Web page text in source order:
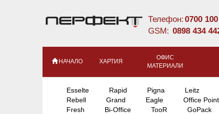
Телефон:0700
GSM: 0898 434
НАЧАЛО ХАРТИЯ
ОФИС
МАТЕРИАЛИ
Esselte Rapid Pigna
Leitz
Rebell
Grand Eagle
Office Point
Fresh
Bi-Office TooR GoPack